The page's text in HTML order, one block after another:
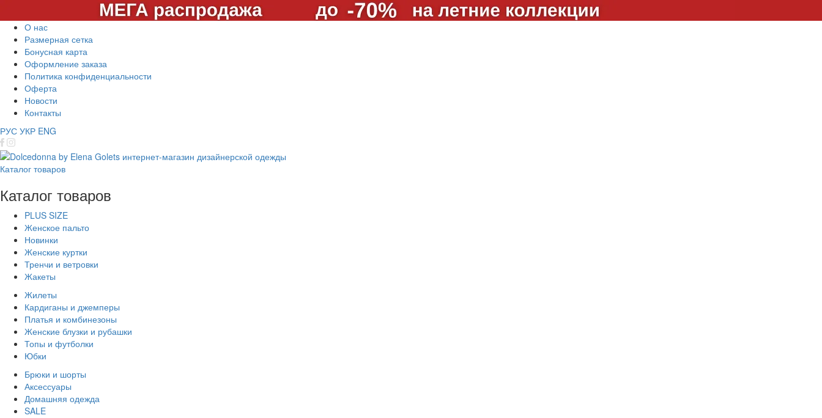
О нас
Размерная сетка
Бонусная карта
Оформление заказа
Политика конфиденциальности
Оферта
Новости
Контакты
РУС УКР ENG
Каталог товаров
Каталог товаров
PLUS SIZE
Женское пальто
Новинки
Женские куртки
Тренчи и ветровки
Жакеты
Жилеты
Кардиганы и джемперы
Платья и комбинезоны
Женские блузки и рубашки
Топы и футболки
Юбки
Брюки и шорты
Аксессуары
Домашняя одежда
SALE